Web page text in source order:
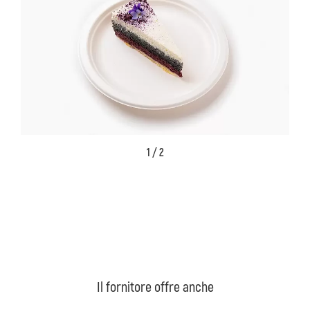
1 / 2
Il fornitore offre anche